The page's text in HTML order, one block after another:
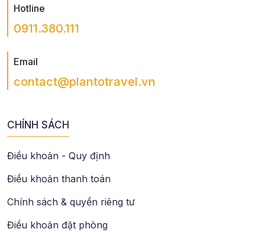
Hotline
0911.380.111
Email
contact@plantotravel.vn
CHÍNH SÁCH
Điều khoản - Quy định
Điều khoản thanh toán
Chính sách & quyền riêng tư
Điều khoản đặt phòng